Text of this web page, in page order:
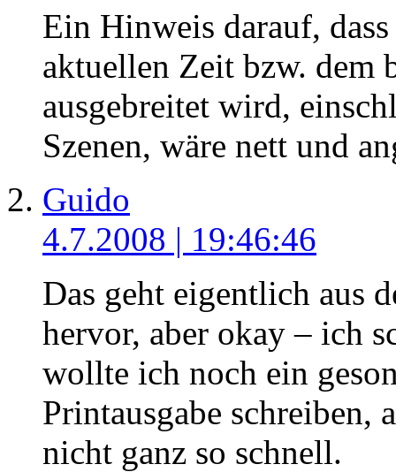
Ein Hinweis darauf,
aktuellen Zeit bzw. dem
ausgebreitet wird,
Szenen, wäre nett und
Guido
4.7.2008 | 19:46:46
Das geht eigentlich aus
hervor, aber okay – ich
wollte ich noch ein
Printausgabe schreiben,
nicht ganz so schnell.